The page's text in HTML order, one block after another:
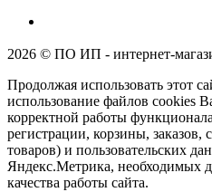
2026 © ПО ИП - интернет-
Продолжая использовать этот
использование файлов cookies
корректной работы
регистрации, корзины, заказов,
товаров) и пользовательских
Яндекс.Метрика, необходимых
качества работы сайта.